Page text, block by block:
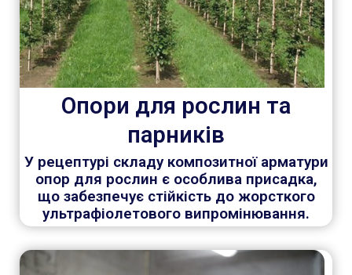
Опори для рослин та
парників
У рецептурі складу композитної арматури
опор для рослин є особлива присадка,
що забезпечує стійкість до жорсткого
ультрафіолетового випромінювання.